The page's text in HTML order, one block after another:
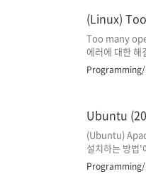
(Linux)
Too many
에러에 대한
files Too
files)'에 대해
Ubuntu
(Ubuntu)
설치하는 방법'
할 수 있는 상
업데이트 $